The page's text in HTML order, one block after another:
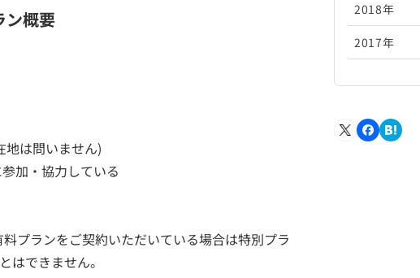
ン概要
は問いません)
加・協力している
プランをご契約いただいている場合は特別プラ
はできません。
2026年1月
2025年6月
2025年5月
2025年2月
2024年7月
2024年6月
2024年3月
2023年8月
2023年7月
2023年4月
2022年9月
2022年8月
2022年5月
2021年10月
2021年9月
2021年6月
2020年11月
2020年10月
2020年7月
2019年12月
2019年11月
2019年8月
2018年
2018年12月
2018年9月
2017年
2017年10月